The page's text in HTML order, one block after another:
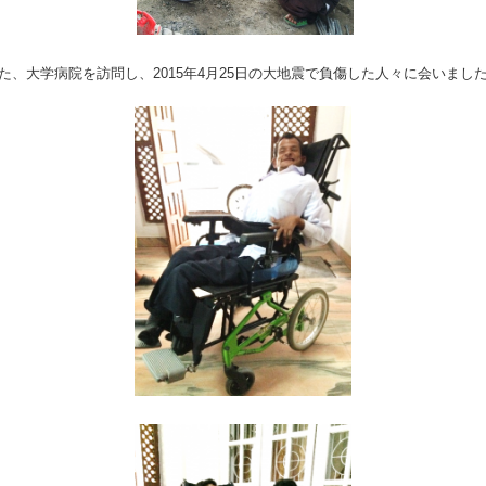
、大学病院を訪問し、2015年4月25日の大地震で負傷した人々に会いまし